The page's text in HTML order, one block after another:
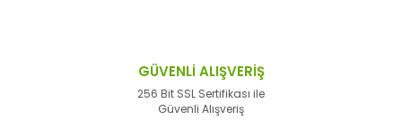
GÜVENLİ ALIŞVERİŞ
256 Bit SSL Sertifikası ile
Güvenli Alışveriş